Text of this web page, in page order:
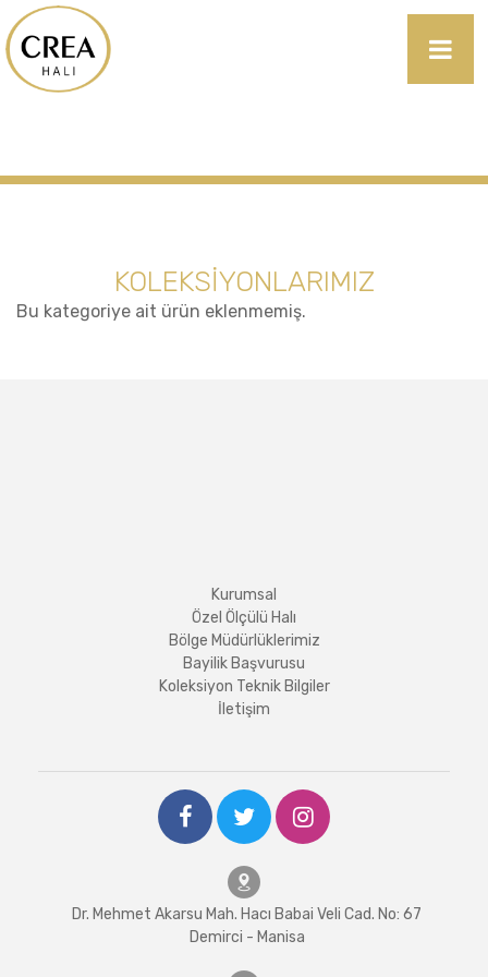
KOLEKSİYONLARIMIZ
Bu kategoriye ait ürün eklenmemiş.
Kurumsal
Özel Ölçülü Halı
Bölge Müdürlüklerimiz
Bayilik Başvurusu
Koleksiyon Teknik Bilgiler
İletişim
Dr. Mehmet Akarsu Mah. Hacı Babai Veli Cad. No: 67
Demirci - Manisa